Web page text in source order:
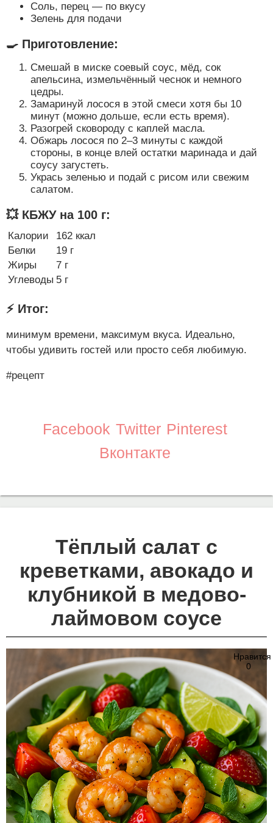
Соль, перец — по вкусу
Зелень для подачи
🍳 Приготовление:
Смешай в миске соевый соус, мёд, сок
апельсина, измельчённый чеснок и немного
цедры.
Замаринуй лосося в этой смеси хотя бы 10
минут (можно дольше, если есть время).
Разогрей сковороду с каплей масла.
Обжарь лосося по 2–3 минуты с каждой
стороны, в конце влей остатки маринада и дай
соусу загустеть.
Укрась зеленью и подай с рисом или свежим
салатом.
💥 КБЖУ на 100 г:
Калории
162 ккал
Белки
19 г
Жиры
7 г
Углеводы 5 г
⚡️ Итог:
минимум времени, максимум вкуса. Идеально,
чтобы удивить гостей или просто себя любимую.
#рецепт
Facebook Twitter Pinterest
Вконтакте
Тёплый салат с
креветками, авокадо и
клубникой в медово-
лаймовом соусе
Нравится
0